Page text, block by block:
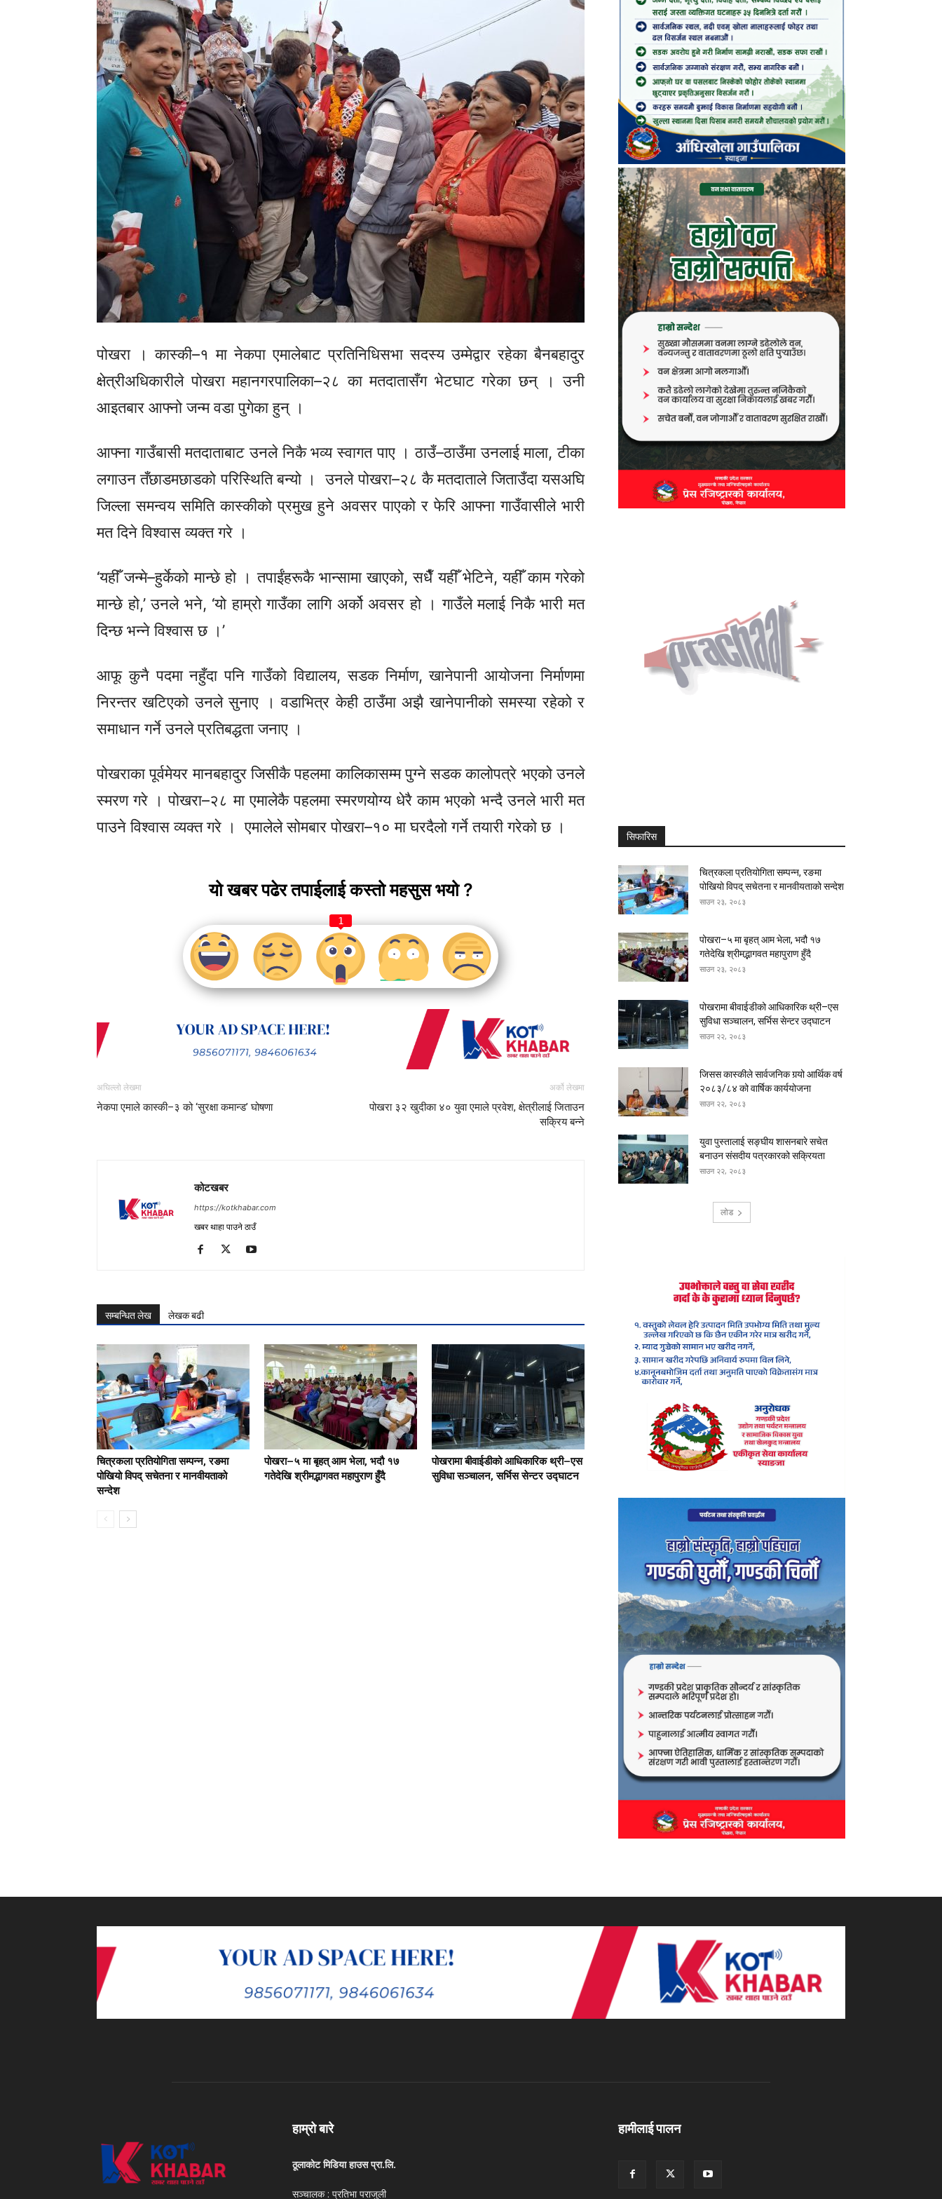
पोखरा ।कास्की–१ मा नेकपा एमालेबाट प्रतिनिधिसभा सदस्य उम्मेद्वार रहेका बैनबहादुर
क्षेत्रीअधिकारीले पोखरामहानगरपालिका–२८ का मतदातासँग भेटघाट गरेका छन् । उनी
आइतबार आफ्नो जन्म वडा पुगेका हुन् ।
आफ्ना गाउँबासी मतदाताबाट उनले निकै भव्य स्वागत पाए ।ठाउँ–ठाउँमाउनलाई माला, टीका
लगाउन तँछाडमछाडको परिस्थिति बन्यो । उनलेपोखरा–२८ कै मतदाताले जिताउँदा यसअघि
जिल्ला समन्वय समिति कास्कीको प्रमुख हुने अवसर पाएको र फेरि आफ्ना गाउँवासीले भारी
मत दिने विश्वास व्यक्त गरे ।
‘यहीँजन्मे–हुर्केकोमान्छे हो । तपाईंहरूकै भान्सामा खाएको, सधैँ यहीँ भेटिने, यहीँ काम गरेको
मान्छे हो,’ उनले भने, ‘यो हाम्रो गाउँका लागि अर्को अवसर हो । गाउँले मलाई निकै भारी मत
दिन्छ भन्ने विश्वास छ ।’
आफू कुनै पदमा नहुँदा पनि गाउँको विद्यालय, सडक निर्माण, खानेपानी आयोजना निर्माणमा
निरन्तर खटिएको उनले सुनाए ।वडाभित्र केही ठाउँमा अझै खानेपानीको समस्या रहेको र
समाधान गर्ने उनले प्रतिबद्धता जनाए ।
पोखराकापूर्वमेयर मानबहादुर जिसीकै पहलमाकालिकासम्मपुग्ने सडक कालोपत्रे भएको उनले
स्मरण गरे ।पोखरा–२८ मा एमालेकै पहलमा स्मरणयोग्य धेरै काम भएको भन्दै उनले भारी मत
पाउने विश्वास व्यक्त गरे । एमालेले सोमबारपोखरा–१० मा घरदैलो गर्ने तयारी गरेको छ ।
यो खबर पढेर तपाईलाई कस्तो महसुस भयो ?
1
अघिल्लो लेखमा
नेकपा एमाले कास्की–३ को ‘सुरक्षा कमान्ड’ घोषणा
अर्को लेखमा
पोखरा ३२ खुदीका ४० युवा एमाले प्रवेश, क्षेत्रीलाई जिताउन
सक्रिय बन्ने
कोटखबर
https://kotkhabar.com
खबर थाहा पाउने ठाउँ
सम्बन्धित लेख लेखक बढी
चित्रकला प्रतियोगिता सम्पन्न, रङमा
पोखियो विपद् सचेतना र मानवीयताको
सन्देश
पोखरा–५ मा बृहत् आम भेला, भदौ १७
गतेदेखि श्रीमद्भागवत महापुराण हुँदै
पोखरामा बीवाईडीको आधिकारिक थ्री–एस
सुविधा सञ्चालन, सर्भिस सेन्टर उद्घाटन
सिफारिस
चित्रकला प्रतियोगिता सम्पन्न, रङमा
पोखियो विपद् सचेतना र मानवीयताको सन्देश
साउन २३, २०८३
पोखरा–५ मा बृहत् आम भेला, भदौ १७
गतेदेखि श्रीमद्भागवत महापुराण हुँदै
साउन २३, २०८३
पोखरामा बीवाईडीको आधिकारिक थ्री–एस
सुविधा सञ्चालन, सर्भिस सेन्टर उद्घाटन
साउन २२, २०८३
जिसस कास्कीले सार्वजनिक गर्‍यो आर्थिक वर्ष
२०८३/८४ को वार्षिक कार्ययोजना
साउन २२, २०८३
युवा पुस्तालाई सङ्घीय शासनबारे सचेत
बनाउन संसदीय पत्रकारको सक्रियता
साउन २२, २०८३
लोड
हाम्रो बारे
ठूलाकोट मिडिया हाउस प्रा.लि.
सञ्चालक : प्रतिभा पराजुली
हामीलाई पालन